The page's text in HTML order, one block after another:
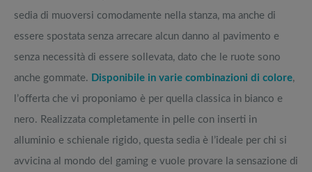
sedia di muoversi comodamente nella stanza, ma anche di
essere spostata senza arrecare alcun danno al pavimento e
senza necessità di essere sollevata, dato che le ruote sono
anche gommate. Disponibile in varie combinazioni di colore,
l’offerta che vi proponiamo è per quella classica in bianco e
nero. Realizzata completamente in pelle con inserti in
alluminio e schienale rigido, questa sedia è l’ideale per chi si
avvicina al mondo del gaming e vuole provare la sensazione di